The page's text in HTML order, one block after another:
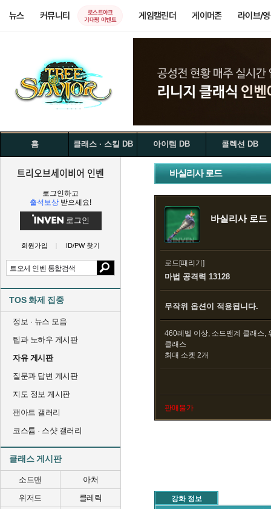
뉴스 커뮤니티
로스트아크
기대평 이벤트
게임캘린더 게이머존 라이브/
홈 클래스 · 스킬 DB 아이템 DB 콜렉션 DB
트리오브세이비어 인벤
로그인하고
출석보상 받으세요!
로그인
회원가입 ID/PW 찾기
TOS 화제 집중
정보 · 뉴스 모음
팁과 노하우 게시판
자유 게시판
질문과 답변 게시판
지도 정보 게시판
팬아트 갤러리
코스튬 · 스샷 갤러리
클래스 게시판
소드맨
아처
위저드
클레릭
바실리사 로드
바실리사 로드
로드[때리기]
마법 공격력 13128
무작위 옵션이 적용됩니다.
460레벨 이상, 소드맨계 클래스,
클래스
최대 소켓 2개
판매불가
강화 정보